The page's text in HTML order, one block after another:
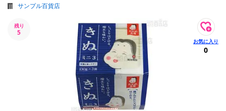
サンプル百貨店
残り
5
0